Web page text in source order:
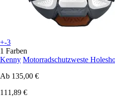
+-3
1 Farben
Kenny Motorradschutzweste
Ab 135,00 €
111,89 €